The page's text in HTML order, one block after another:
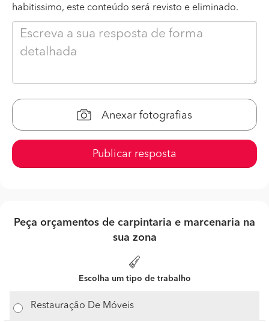
habitissimo, este conteúdo será revisto e eliminado.
Anexar fotografias
Publicar resposta
Peça orçamentos de carpintaria e marcenaria na
sua zona
Escolha um tipo de trabalho
Restauração De Móveis